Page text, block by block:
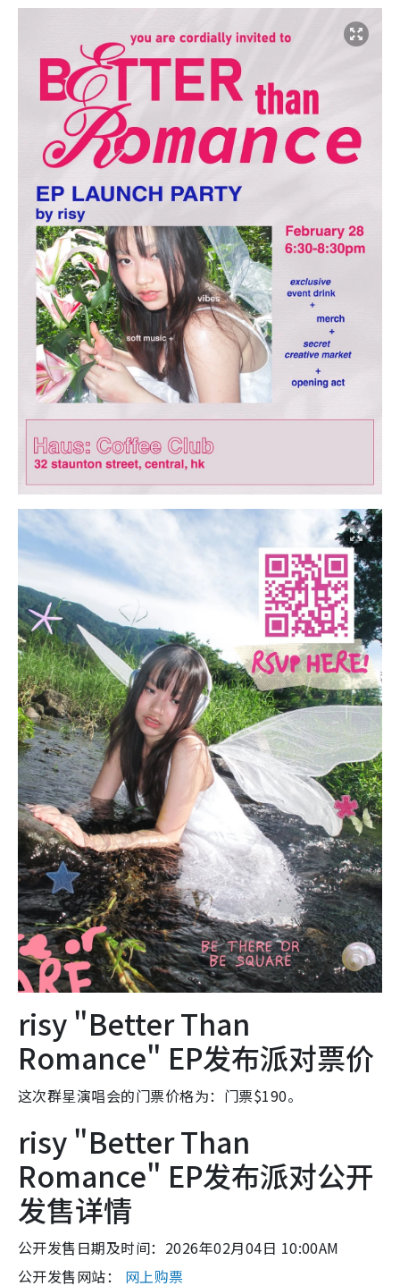
risy "Better Than
Romance" EP发布派对票价
这次群星演唱会的门票价格为：门票$190。
risy "Better Than
Romance" EP发布派对公开
发售详情
公开发售日期及时间：2026年02月04日 10:00AM
公开发售网站： 网上购票